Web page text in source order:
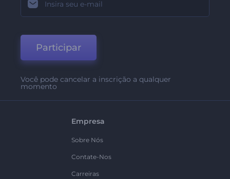
Participar
Você pode cancelar a inscrição a qualquer
momento
Empresa
Sobre Nós
Contate-Nos
Carreiras